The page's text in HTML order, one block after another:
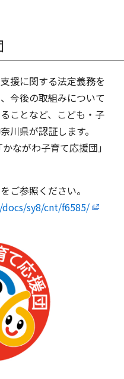
援に関する法定義務を
今後の取組みについて
ことなど、こども・子
川県が認証します。
ながわ子育て応援団」
ご参照ください。
sy8/cnt/f6585/